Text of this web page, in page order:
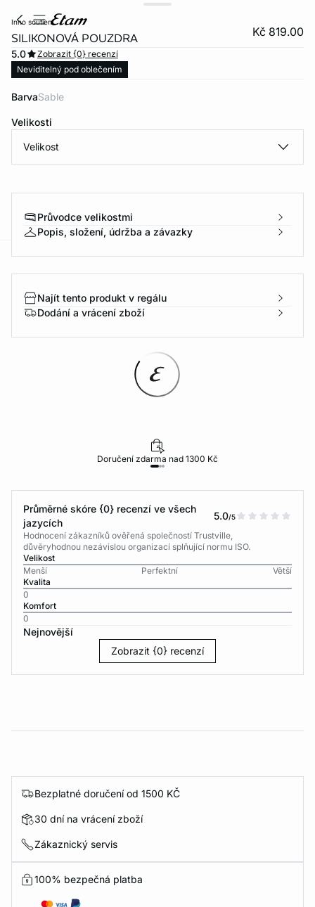
inno soutien
SILIKONOVÁ POUZDRA Kč 819.00
5.0
Zobrazit {0} recenzí
Neviditelný pod oblečením
Barva sable
Velikosti
Velikost
Průvodce velikostmi
Popis, složení, údržba a závazky
Najít tento produkt v regálu
Dodání a vrácení zboží
Doručení zdarma nad 1300 Kč
Průměrné skóre {0} recenzí ve všech
jazycích
5.0/5
Hodnocení zákazníků ověřená společností Trustville,
důvěryhodnou nezávislou organizací splňující normu ISO.
Velikost
Menší
Perfektní
Větší
Kvalita
0
Komfort
0
Nejnovější
Zobrazit {0} recenzí
Bezplatné doručení od 1500 KČ
30 dní na vrácení zboží
Zákaznický servis
100% bezpečná platba